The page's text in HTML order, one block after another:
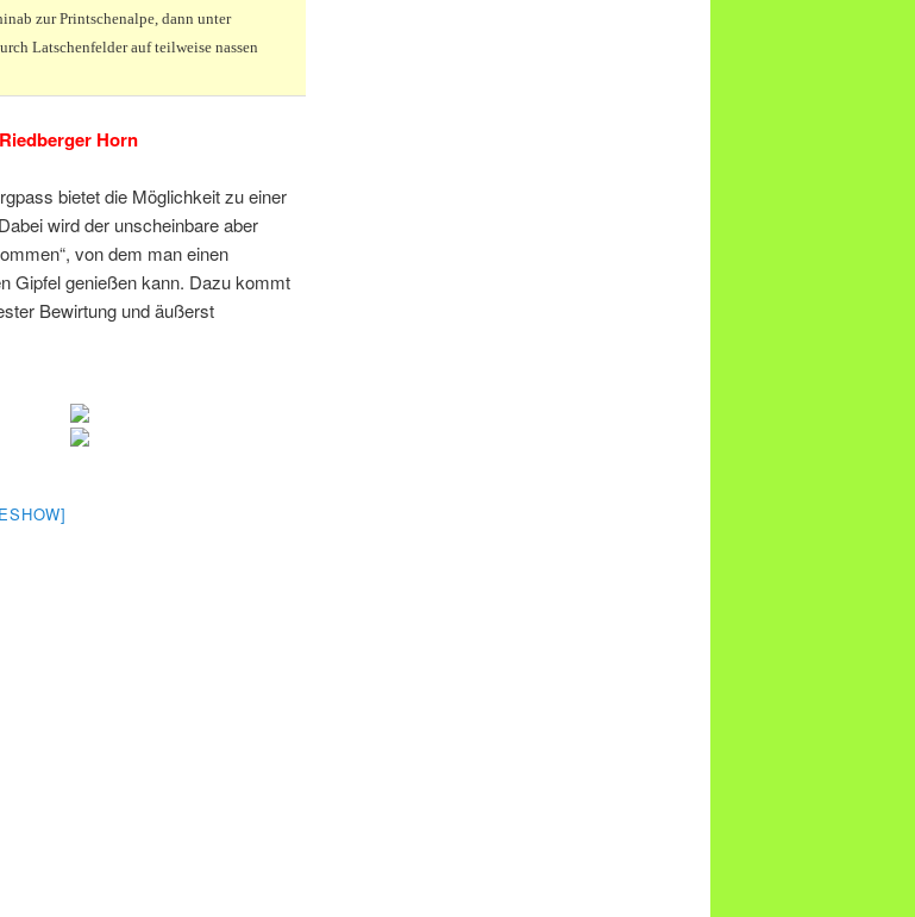
zur Printschenalpe, dann unter
Latschenfelder auf teilweise nassen
Horn
bietet die Möglichkeit zu einer
wird der unscheinbare aber
von dem man einen
Gipfel genießen kann. Dazu kommt
Bewirtung und äußerst